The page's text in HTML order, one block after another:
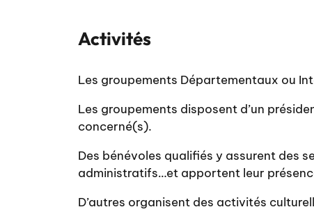
Activités
Les groupements Départementaux ou
Les groupements disposent d’un
concerné(s).
Des bénévoles qualifiés y assurent des
administratifs…et apportent leur
D’autres organisent des activités